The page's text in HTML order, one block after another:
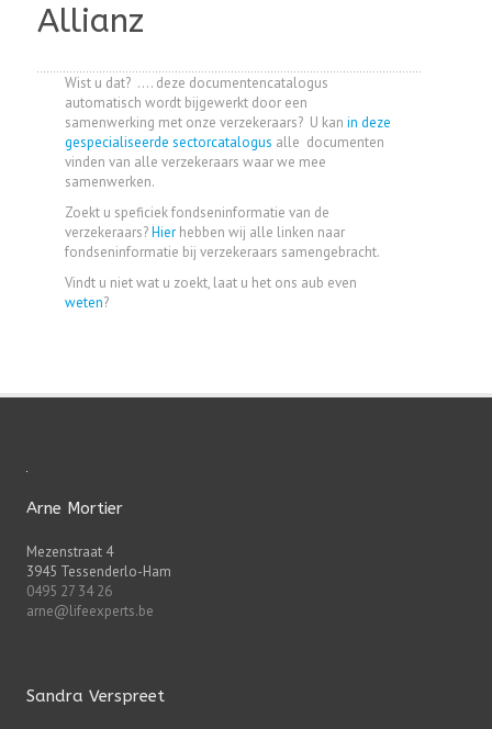
Allianz
Wist u dat? .... deze documentencatalogus
automatisch wordt bijgewerkt door een
samenwerking met onze verzekeraars? U kan in deze
gespecialiseerde sectorcatalogus alle documenten
vinden van alle verzekeraars waar we mee
samenwerken.
Zoekt u speficiek fondseninformatie van de
verzekeraars?Hier hebben wij alle linken naar
fondseninformatie bij verzekeraars samengebracht.
Vindt u niet wat u zoekt, laat u het ons aub even
weten?
Arne Mortier
Mezenstraat 4
3945 Tessenderlo-Ham
0495 27 34 26
arne@lifeexperts.be
Sandra Verspreet